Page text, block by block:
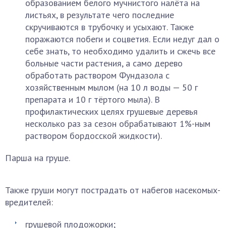
образованием белого мучнистого налёта на
листьях, в результате чего последние
скручиваются в трубочку и усыхают. Также
поражаются побеги и соцветия. Если недуг дал о
себе знать, то необходимо удалить и сжечь все
больные части растения, а само дерево
обработать раствором Фундазола с
хозяйственным мылом (на 10 л воды — 50 г
препарата и 10 г тёртого мыла). В
профилактических целях грушевые деревья
несколько раз за сезон обрабатывают 1%-ным
раствором бордосской жидкости).
Парша на груше.
Также груши могут пострадать от набегов насекомых-
вредителей:
грушевой плодожорки;